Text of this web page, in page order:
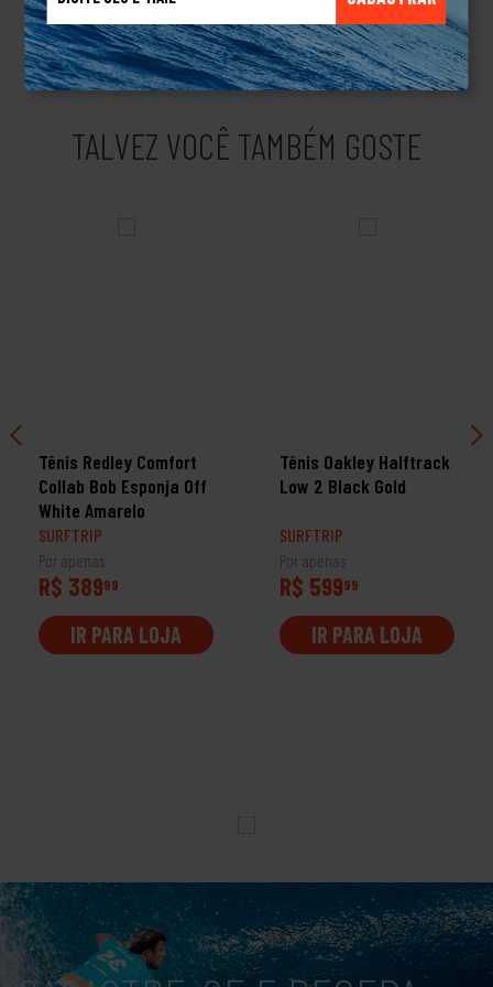
conhecida por trabalhar com materiais de alta qualidade,
resistência e um ótimo custo-benefício.
TALVEZ VOCÊ TAMBÉM GOSTE
Tênis Redley Comfort
Collab Bob Esponja Off
White Amarelo
SURFTRIP
Por apenas
R$ 38999
IR PARA LOJA
Tênis Oakley Halftrack
Low 2 Black Gold
SURFTRIP
Por apenas
R$ 59999
IR PARA LOJA